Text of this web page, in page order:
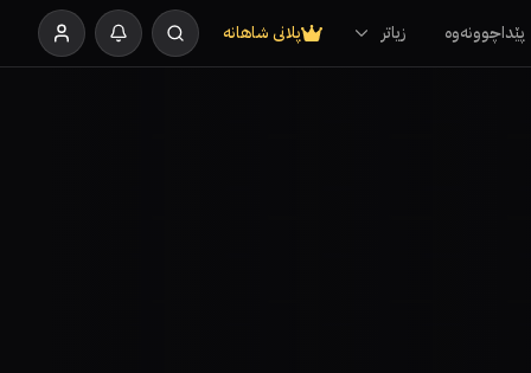
پێداچوونەوە زیاتر پلانی شاهانە